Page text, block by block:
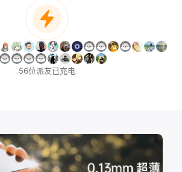
56位派友已充电